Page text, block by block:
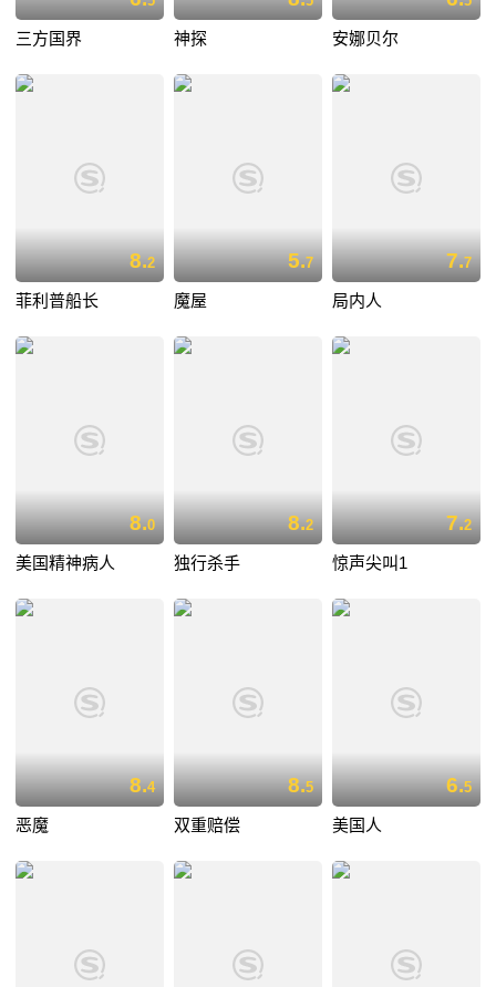
三方国界 神探 安娜贝尔
8.2
菲利普船长
5.7
魔屋
7.7
局内人
8.0
美国精神病人
8.2
独行杀手
7.2
惊声尖叫1
8.4
恶魔
8.5
双重赔偿
6.5
美国人